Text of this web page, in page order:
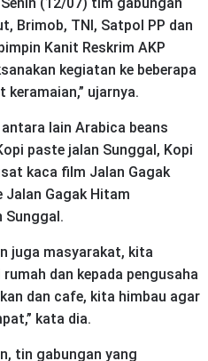
Brimob, TNI, Satpol PP dan
Kanit Reskrim AKP
kegiatan ke beberapa
ujarnya.
lain Arabica beans
paste jalan Sunggal, Kopi
kaca film Jalan Gagak
Jalan Gagak Hitam
Sunggal.
juga masyarakat, kita
dan kepada pengusaha
dan cafe, kita himbau agar
kata dia.
tin gabungan yang